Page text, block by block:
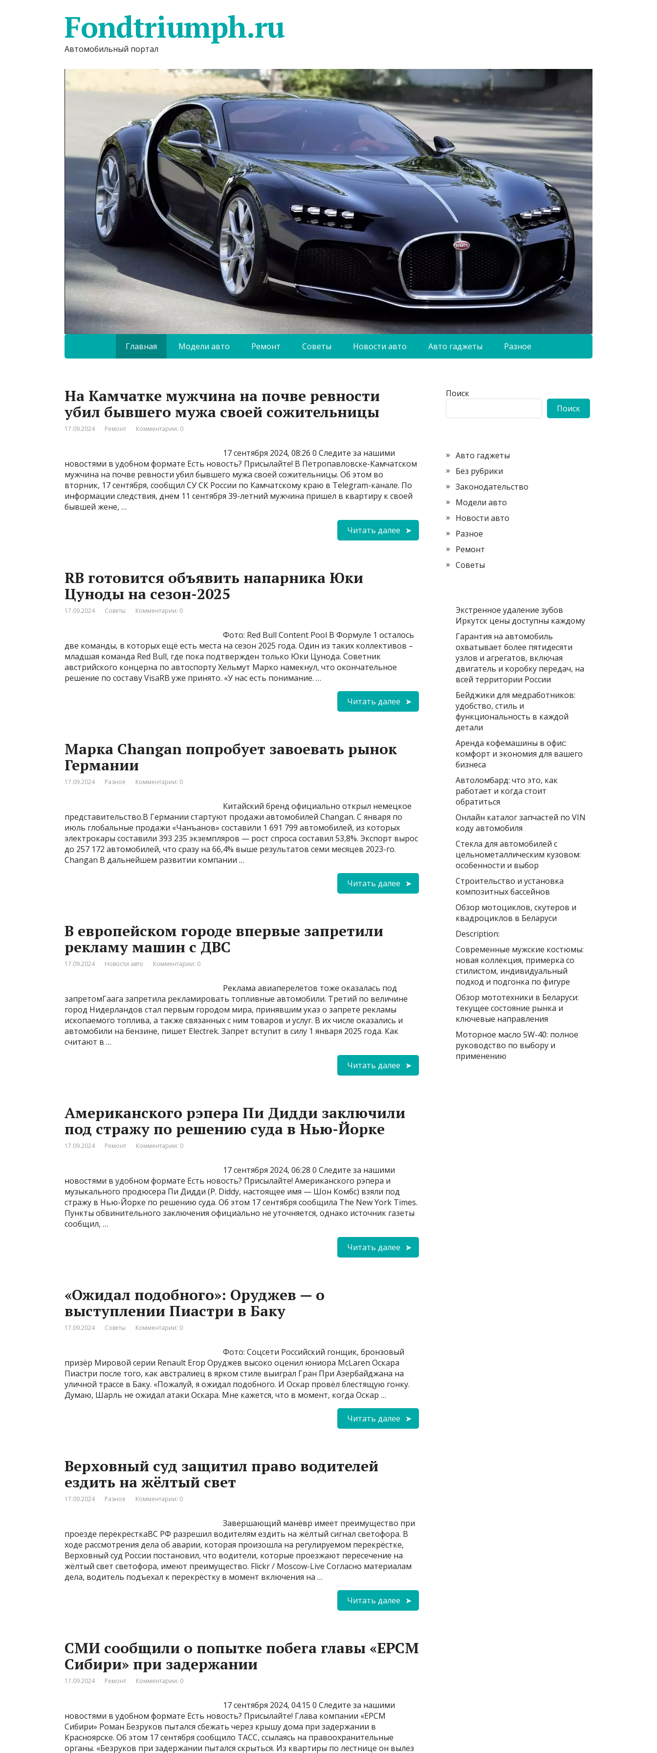
Fondtriumph.ru
Автомобильный портал
Главная Модели авто Ремонт Советы Новости авто Авто гаджеты Разное
На Камчатке мужчина на почве ревности
убил бывшего мужа своей сожительницы
17.09.2024 Ремонт Комментарии: 0
17 сентября 2024, 08:26 0 Следите за нашими
новостями в удобном формате Есть новость? Присылайте! В Петропавловске-Камчатском
мужчина на почве ревности убил бывшего мужа своей сожительницы. Об этом во
вторник, 17 сентября, сообщил СУ СК России по Камчатскому краю в Telegram-канале. По
информации следствия, днем 11 сентября 39-летний мужчина пришел в квартиру к своей
бывшей жене, …
Читать далее
RB готовится объявить напарника Юки
Цуноды на сезон-2025
17.09.2024 Советы Комментарии: 0
Фото: Red Bull Content Pool В Формуле 1 осталось
две команды, в которых ещё есть места на сезон 2025 года. Один из таких коллективов –
младшая команда Red Bull, где пока подтвержден только Юки Цунода. Советник
австрийского концерна по автоспорту Хельмут Марко намекнул, что окончательное
решение по составу VisaRB уже принято. «У нас есть понимание. …
Читать далее
Марка Changan попробует завоевать рынок
Германии
17.09.2024 Разное Комментарии: 0
Китайский бренд официально открыл немецкое
представительство.В Германии стартуют продажи автомобилей Changan. C января по
июль глобальные продажи «Чанъанов» составили 1 691 799 автомобилей, из которых
электрокары составили 393 235 экземпляров — рост спроса составил 53,8%. Экспорт вырос
до 257 172 автомобилей, что сразу на 66,4% выше результатов семи месяцев 2023-го.
Changan В дальнейшем развитии компании …
Читать далее
В европейском городе впервые запретили
рекламу машин с ДВС
17.09.2024 Новости авто Комментарии: 0
Реклама авиаперелетов тоже оказалась под
запретомГаага запретила рекламировать топливные автомобили. Третий по величине
город Нидерландов стал первым городом мира, принявшим указ о запрете рекламы
ископаемого топлива, а также связанных с ним товаров и услуг. В их числе оказались и
автомобили на бензине, пишет Electrek. Запрет вступит в силу 1 января 2025 года. Как
считают в …
Читать далее
Американского рэпера Пи Дидди заключили
под стражу по решению суда в Нью-Йорке
17.09.2024 Ремонт Комментарии: 0
17 сентября 2024, 06:28 0 Следите за нашими
новостями в удобном формате Есть новость? Присылайте! Американского рэпера и
музыкального продюсера Пи Дидди (P. Diddy, настоящее имя — Шон Комбс) взяли под
стражу в Нью-Йорке по решению суда. Об этом 17 сентября сообщила The New York Times.
Пункты обвинительного заключения официально не уточняется, однако источник газеты
сообщил, …
Читать далее
«Ожидал подобного»: Оруджев — о
выступлении Пиастри в Баку
17.09.2024 Советы Комментарии: 0
Фото: Соцсети Российский гонщик, бронзовый
призёр Мировой серии Renault Егор Оруджев высоко оценил юниора McLaren Оскара
Пиастри после того, как австралиец в ярком стиле выиграл Гран При Азербайджана на
уличной трассе в Баку. «Пожалуй, я ожидал подобного. И Оскар провёл блестящую гонку.
Думаю, Шарль не ожидал атаки Оскара. Мне кажется, что в момент, когда Оскар …
Читать далее
Верховный суд защитил право водителей
ездить на жёлтый свет
17.09.2024 Разное Комментарии: 0
Завершающий манёвр имеет преимущество при
проезде перекрёсткаВС РФ разрешил водителям ездить на жёлтый сигнал светофора. В
ходе рассмотрения дела об аварии, которая произошла на регулируемом перекрёстке,
Верховный суд России постановил, что водители, которые проезжают пересечение на
жёлтый свет светофора, имеют преимущество. Flickr / Moscow-Live Согласно материалам
дела, водитель подъехал к перекрёстку в момент включения на …
Читать далее
СМИ сообщили о попытке побега главы «ЕРСМ
Сибири» при задержании
17.09.2024 Ремонт Комментарии: 0
17 сентября 2024, 04:15 0 Следите за нашими
новостями в удобном формате Есть новость? Присылайте! Глава компании «ЕРСМ
Сибири» Роман Безруков пытался сбежать через крышу дома при задержании в
Красноярске. Об этом 17 сентября сообщило ТАСС, ссылаясь на правоохранительные
органы. «Безруков при задержании пытался скрыться. Из квартиры по лестнице он вылез
Поиск
Поиск
Авто гаджеты
Без рубрики
Законодательство
Модели авто
Новости авто
Разное
Ремонт
Советы
Экстренное удаление зубов
Иркутск цены доступны каждому
Гарантия на автомобиль
охватывает более пятидесяти
узлов и агрегатов, включая
двигатель и коробку передач, на
всей территории России
Бейджики для медработников:
удобство, стиль и
функциональность в каждой
детали
Аренда кофемашины в офис:
комфорт и экономия для вашего
бизнеса
Автоломбард: что это, как
работает и когда стоит
обратиться
Онлайн каталог запчастей по VIN
коду автомобиля
Стекла для автомобилей с
цельнометаллическим кузовом:
особенности и выбор
Строительство и установка
композитных бассейнов
Обзор мотоциклов, скутеров и
квадроциклов в Беларуси
Description:
Современные мужские костюмы:
новая коллекция, примерка со
стилистом, индивидуальный
подход и подгонка по фигуре
Обзор мототехники в Беларуси:
текущее состояние рынка и
ключевые направления
Моторное масло 5W-40: полное
руководство по выбору и
применению